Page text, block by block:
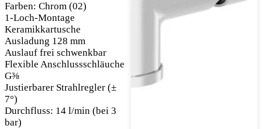
Farben: Chrom (02)
1-Loch-Montage
Keramikkartusche
Ausladung 128 mm
Auslauf frei schwenkbar
Flexible Anschlussschläuche
G⅜
Justierbarer Strahlregler (±
7°)
Durchfluss: 14 l/min (bei 3
bar)